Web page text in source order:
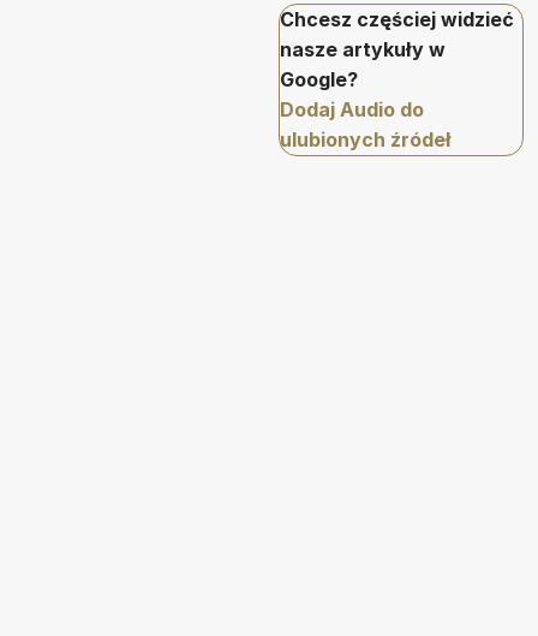
Chcesz częściej widzieć
nasze artykuły w
Google?
Dodaj Audio do
ulubionych źródeł